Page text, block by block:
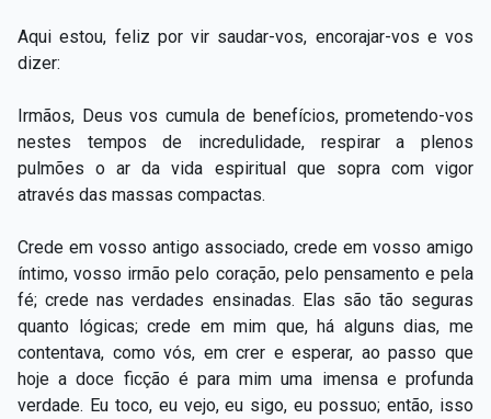
Aqui estou, feliz por vir saudar-vos, encorajar-vos e vos
dizer:
Irmãos, Deus vos cumula de benefícios, prometendo-vos
nestes tempos de incredulidade, respirar a plenos
pulmões o ar da vida espiritual que sopra com vigor
através das massas compactas.
Crede em vosso antigo associado, crede em vosso amigo
íntimo, vosso irmão pelo coração, pelo pensamento e pela
fé; crede nas verdades ensinadas. Elas são tão seguras
quanto lógicas; crede em mim que, há alguns dias, me
contentava, como vós, em crer e esperar, ao passo que
hoje a doce ficção é para mim uma imensa e profunda
verdade. Eu toco, eu vejo, eu sigo, eu possuo; então, isso